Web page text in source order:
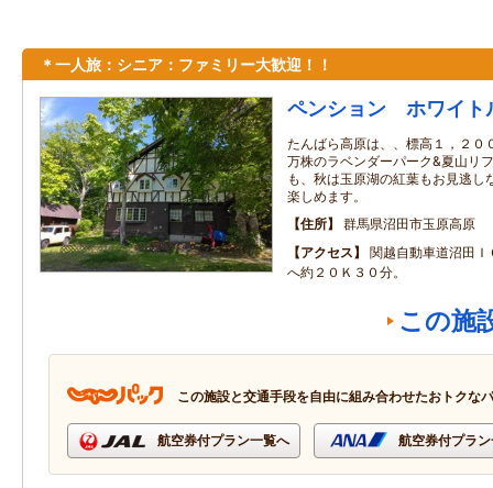
＊一人旅：シニア：ファミリー大歓迎！！
ペンション ホワイト
たんばら高原は、、標高１，２０
万株のラベンダーパーク&夏山リ
も、秋は玉原湖の紅葉もお見逃し
楽しめます。
住所
群馬県沼田市玉原高原
アクセス
関越自動車道沼田
へ約２０Ｋ３０分。
この施
この施設と交通手段を自由に組み合わせたおトクな
航空券付プラン一覧へ 航空券付プラ